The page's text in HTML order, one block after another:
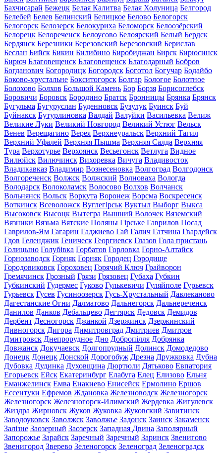
Бахчисарай Бежецк Белая Калитва Белая Холуница Белгород
Белебей Белев Белинский Белицкое Белово Белогорск
Белогорск Белозерск Белокуриха Беломорск Белоозёрский
Белорецк Белореченск Белоусово Белоярский Белый Бердск
Бердянск Березники Березовский Березовский Берислав
Беслан Бийск Бикин Билибино Биробиджан Бирск Бирюсинск
Бирюч Благовещенск Благовещенск Благодарный Бобров
Богданович Богородицк Богородск Боготол Богучар Бодайбо
Боково-хрустальне Бокситогорск Болгар Бологое Болотное
Болохово Болхов Большой Камень Бор Борзя Борисоглебск
Боровичи Боровск Бородино Братск Бронницы Брянка Брянск
Бугульма Бугуруслан Буденновск Бузулук Буинск Буй
Буйнакск Бутурлиновка Валдай Валуйки Васильевка Велиж
Великие Луки Великий Новгород Великий Устюг Вельск
Венев Верещагино Верея Верхнеуральск Верхний Тагил
Верхний Уфалей Верхняя Пышма Верхняя Салда Верхняя
Тура Верхотурье Верхоянск Весьегонск Ветлуга Видное
Вилюйск Вилючинск Вихоревка Вичуга Владивосток
Владикавказ Владимир Вознесеновка Волгоград Волгодонск
Волгореченск Волжск Волжский Волноваха Вологда
Володарск Волоколамск Волосово Волхов Волчанск
Вольнянск Вольск Воркута Воронеж Ворсма Воскресенск
Воткинск Всеволожск Вуглегірськ Вуктыл Выборг Выкса
Высоковск Высоцк Вытегра Вышний Волочек Вяземский
Вязники Вязьма Вятские Поляны Гірське Гаврилов Посад
Гаврилов-Ям Гагарин Гаджиево Гай Галич Гатчина Гвардейск
Гдов Геленджик Геническ Георгиевск Глазов Гола пристань
Голицыно Голубівка Горбатов Горловка Горно-Алтайск
Горнозаводск Горняк Горняк Городец Городище
Городовиковск Гороховец Горячий Ключ Грайворон
Гремячинск Грозный Грязи Грязовец Губаха Губкин
Губкинский Гудермес Гуково Гулькевичи Гуляйполе Гурьевск
Гурьевск Гусев Гусиноозерск Гусь-Хрустальный Давлеканово
Дагестанские Огни Далматово Дальнегорск Дальнереченск
Данилов Данков Дебальцево Дегтярск Дедовск Демидов
Дербент Десногорск Джанкой Дзержинск Дзержинский
Дивногорск Дигора Димитровград Дмитриев Дмитров
Дмитровск Днепрорудное Дно Добропілля Добрянка
Довжанск Докучаевск Долгопрудный Долинск Домодедово
Донецк Донецк Донской Дорогобуж Дрезна Дружковка Дубна
Дубовка Дудинка Духовщина Дюртюли Дятьково Евпатория
Егорьевск Ейск Екатеринбург Елабуга Елец Елизово Ельня
Еманжелинск Емва Енакиево Енисейск Ермолино Ершов
Ессентуки Ефремов Ждановка Железноводск Железногорск
Железногорск Железногорск-Илимский Жердевка Жигулевск
Жиздра Жирновск Жуков Жуковка Жуковский Завитинск
Заводоуковск Заволжск Заволжье Задонск Заинск Закаменск
Залізне Заозерный Заозерск Западная Двина Заполярный
Запорожье Зарайск Заречный Заречный Заринск Звенигово
Звенигород Зверево Зеленогорск Зеленоград Зеленоградск